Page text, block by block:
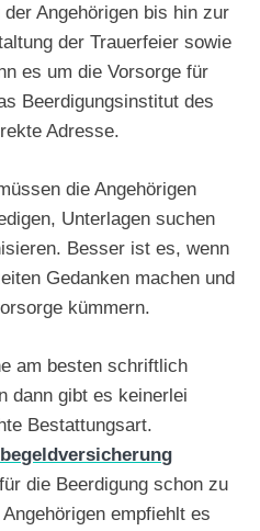
Angehörigen bis hin zur
der Trauerfeier sowie
es um die Vorsorge für
Beerdigungsinstitut des
Adresse.
die Angehörigen
Unterlagen suchen
Besser ist es, wenn
Gedanken machen und
kümmern.
am besten schriftlich
dann gibt es keinerlei
Bestattungsart.
die Beerdigung schon zu
empfiehlt es